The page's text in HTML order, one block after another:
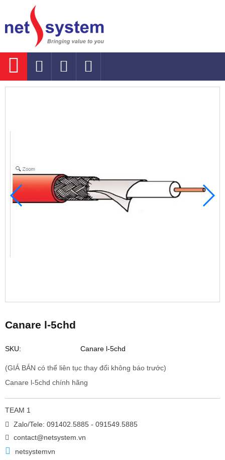
Canare l-5chd
SKU: Canare l-5chd
(GIÁ BÁN có thể liên tục thay đổi không báo trước)
Canare l-5chd chính hãng
TEAM 1
Zalo/Tele: 091402.5885 - 091549.5885
contact@netsystem.vn
netsystemvn